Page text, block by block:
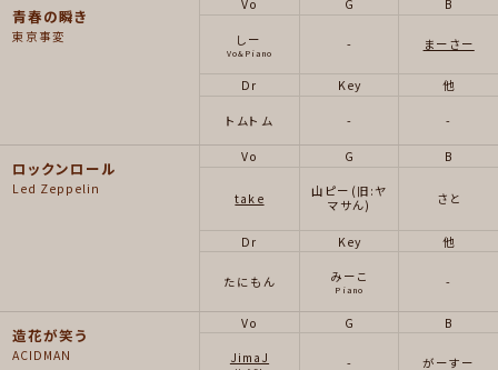
青春の瞬き
東京事変
Vo
しー
Vo&Piano
G
-
B
まーさー
Dr
トムトム
Key
-
他
-
ロックンロール
Led Zeppelin
Vo
take
G
山ピー(旧:ヤ
マサん)
B
さと
Dr
たにもん
Key
みーこ
Piano
他
-
造花が笑う
ACIDMAN
Vo
JimaJ
G
-
B
がーすー